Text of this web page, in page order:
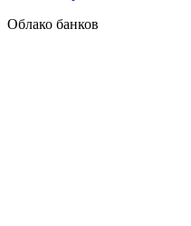
Облако банков